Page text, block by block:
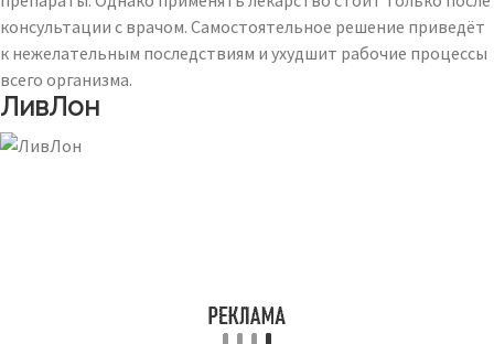
консультации с врачом. Самостоятельное решение приведёт
к нежелательным последствиям и ухудшит рабочие процессы
всего организма.
ЛивЛон